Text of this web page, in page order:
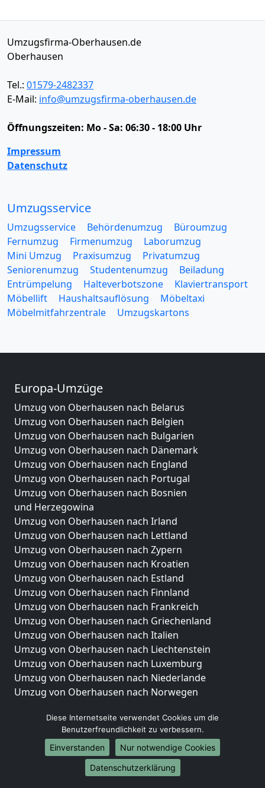
Umzugsfirma-Oberhausen.de
Oberhausen
Tel.: 01579-2482337
E-Mail: info@umzugsfirma-oberhausen.de
Öffnungszeiten: Mo - Sa: 06:30 - 18:00 Uhr
Impressum
Datenschutz
Umzugsservice
Umzugsservice Behördenumzug
Büroumzug
Fernumzug
Firmenumzug
Laborumzug
Mini Umzug
Praxisumzug
Privatumzug
Seniorenumzug
Studentenumzug
Beiladung
Entrümpelung
Halteverbotszone
Klaviertransport
Möbellift
Haushaltsauflösung
Möbeltaxi
Möbelmitfahrzentrale
Umzugskartons
Europa-Umzüge
Umzug von Oberhausen nach Belarus
Umzug von Oberhausen nach Belgien
Umzug von Oberhausen nach Bulgarien
Umzug von Oberhausen nach Dänemark
Umzug von Oberhausen nach England
Umzug von Oberhausen nach Portugal
Umzug von Oberhausen nach Bosnien
und Herzegowina
Umzug von Oberhausen nach Irland
Umzug von Oberhausen nach Lettland
Umzug von Oberhausen nach Zypern
Umzug von Oberhausen nach Kroatien
Umzug von Oberhausen nach Estland
Umzug von Oberhausen nach Finnland
Umzug von Oberhausen nach Frankreich
Umzug von Oberhausen nach Griechenland
Umzug von Oberhausen nach Italien
Umzug von Oberhausen nach Liechtenstein
Umzug von Oberhausen nach Luxemburg
Umzug von Oberhausen nach Niederlande
Umzug von Oberhausen nach Norwegen
Umzüge-Deutschlandweit
Umzug von Oberhausen nach Berlin
Umzug von Oberhausen nach Hamburg
Umzug von Oberhausen nach München
Umzug von Oberhausen nach Köln
Diese Internetseite verwendet Cookies um die
Benutzerfreundlichkeit zu verbessern.
Einverstanden
Nur notwendige Cookies
Datenschutzerklärung